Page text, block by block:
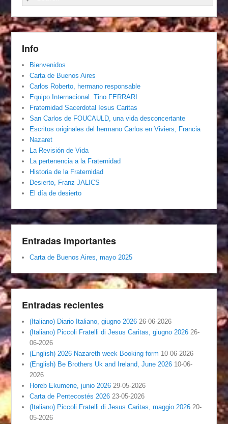
Info
Bienvenidos
Carta de Buenos Aires
Carlos Roberto, hermano responsable
Equipo Internacional. Tino FERRARI
Fraternidad Sacerdotal Iesus Caritas
San Carlos de FOUCAULD, una vida desconcertante
Escritos originales del hermano Carlos en Viviers, Francia
Nazaret
La Revisión de Vida
La pertenencia a la Fraternidad
Historia de la Fraternidad
Desierto, Franz JALICS
El día de desierto
Entradas importantes
Carta de Buenos Aires, mayo 2025
Entradas recientes
(Italiano) Diario Italiano, giugno 2026 26-06-2026
(Italiano) Piccoli Fratelli di Jesus Caritas, giugno 2026 26-
06-2026
(English) 2026 Nazareth week Booking form 10-06-2026
(English) Be Brothers Uk and Ireland, June 2026 10-06-
2026
Horeb Ekumene, junio 2026 29-05-2026
Carta de Pentecostés 2026 23-05-2026
(Italiano) Piccoli Fratelli di Jesus Caritas, maggio 2026 20-
05-2026